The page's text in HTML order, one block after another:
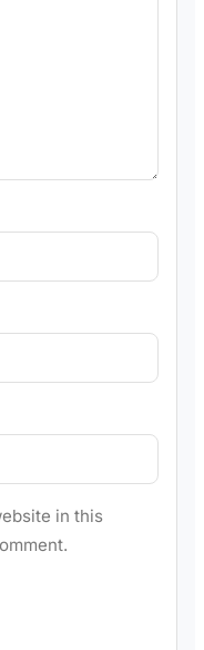
in this